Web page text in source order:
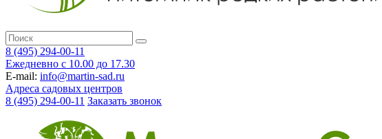
8 (495) 294-00-11
Ежедневно с 10.00 до 17.30
E-mail: info@martin-sad.ru
Адреса садовых центров
8 (495) 294-00-11 Заказать звонок